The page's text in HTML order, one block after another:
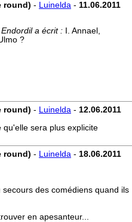
round) - Luinelda - 11.06.2011
a écrit : I. Annael,
?
round) - Luinelda - 12.06.2011
sera plus explicite
round) - Luinelda - 18.06.2011
des comédiens quand ils
en apesanteur...